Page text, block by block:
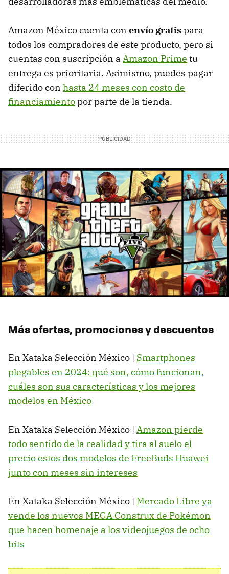
Amazon México cuenta con envío gratispara
todos los compradores de este producto, pero si
cuentas con suscripción a Amazon Prime tu
entrega es prioritaria. Asimismo, puedes pagar
diferido con hasta 24 meses con costo de
financiamientopor parte de la tienda.
Más ofertas, promociones y descuentos
En Xataka Selección México | Smartphones
plegables en 2024: qué son, cómo funcionan,
cuáles son sus características y los mejores
modelos en México
En Xataka Selección México | Amazon pierde
todo sentido de la realidad y tira al suelo el
precio estos dos modelos de FreeBuds Huawei
junto con meses sin intereses
En Xataka Selección México | Mercado Libre ya
vende los nuevos MEGA Construx de Pokémon
que hacen homenaje a los videojuegos de ocho
bits